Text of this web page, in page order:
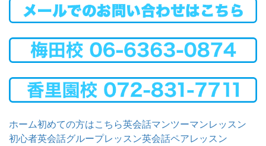
ホーム初めての方はこちら英会話マンツーマンレッスン
初心者英会話グループレッスン英会話ペアレッスン